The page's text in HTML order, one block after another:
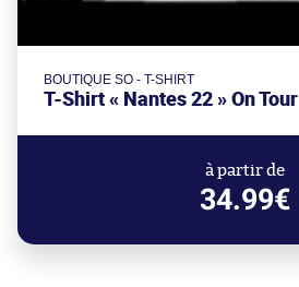
BOUTIQUE SO - T-SHIRT
T-Shirt « Nantes 22 » On Tour
à partir de
34.99€